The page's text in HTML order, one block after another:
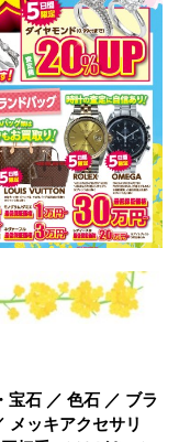
宝石 ／ 色石 ／ ブラ
メッキアクセサリ